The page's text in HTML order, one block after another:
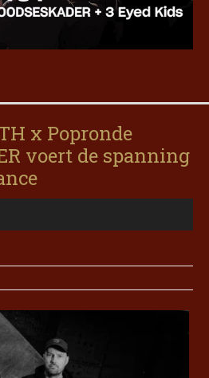
x Popronde
voert de spanning